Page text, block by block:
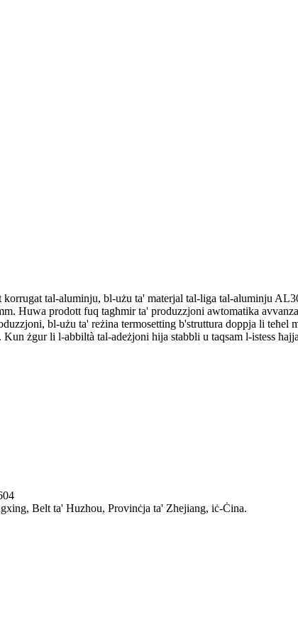
tal-aluminju, bl-użu ta' materjal tal-liga tal-aluminju
Huwa prodott fuq tagħmir ta' produzzjoni awtomatika
bl-użu ta' reżina termosetting b'struttura doppja li
żgur li l-abbiltà tal-adeżjoni hija stabbli u taqsam l-istess
Belt ta' Huzhou, Provinċja ta' Zhejiang, iċ-Ċina.